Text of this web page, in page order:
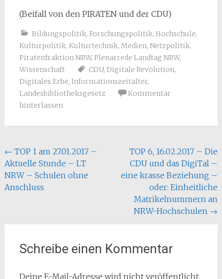
(Beifall von den PIRATEN und der CDU)
Bildungspolitik, Forschungspolitik, Hochschule,
Kulturpolitik, Kulturtechnik, Medien, Netzpolitik,
Piratenfraktion NRW, Plenarrede Landtag NRW,
Wissenschaft
CDU, Digitale Revolution,
Digitales Erbe, Informationszeitalter,
Landesbibliotheksgesetz
Kommentar
hinterlassen
Beitragsnavigation
← TOP 1 am 27.01.2017 –
Aktuelle Stunde – LT
NRW – Schulen ohne
Anschluss
TOP 6, 16.02.2017 – Die
CDU und das DigiTal –
eine krasse Beziehung –
oder: Einheitliche
Matrikelnummern an
NRW-Hochschulen →
Schreibe einen Kommentar
Deine E-Mail-Adresse wird nicht veröffentlicht.